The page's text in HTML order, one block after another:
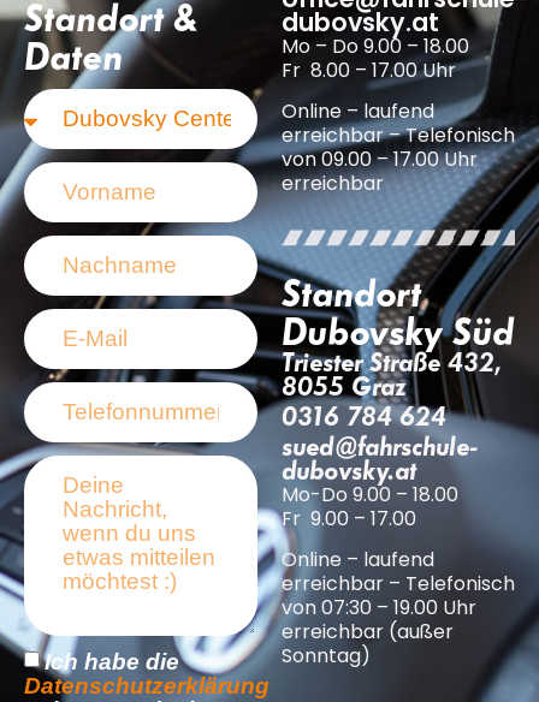
dubovsky.at
Mo – Do 9.00 – 18.00
Fr 8.00 – 17.00 Uhr
Online – laufend
erreichbar – Telefonisch
von 09.00 – 17.00 Uhr
erreichbar
Standort
Dubovsky Süd
Triester Straße 432,
8055 Graz
0316 784 624
sued@fahrschule-
dubovsky.at
Mo-Do 9.00 – 18.00
Fr 9.00 – 17.00
Online – laufend
erreichbar – Telefonisch
von 07:30 – 19.00 Uhr
erreichbar (außer
Sonntag)
Standort &
Daten
Ich habe die
Datenschutzerklärung